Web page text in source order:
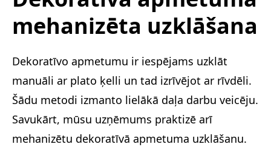
mehanizēta uzklāšana
Dekoratīvo apmetumu ir iespējams uzklāt
manuāli ar plato ķelli un tad izrīvējot ar rīvdēli.
Šādu metodi izmanto lielākā daļa darbu veicēju.
Savukārt, mūsu uzņēmums praktizē arī
mehanizētu dekoratīvā apmetuma uzklāšanu.